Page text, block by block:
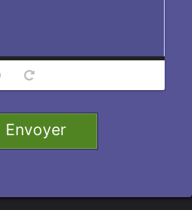
Envoyer